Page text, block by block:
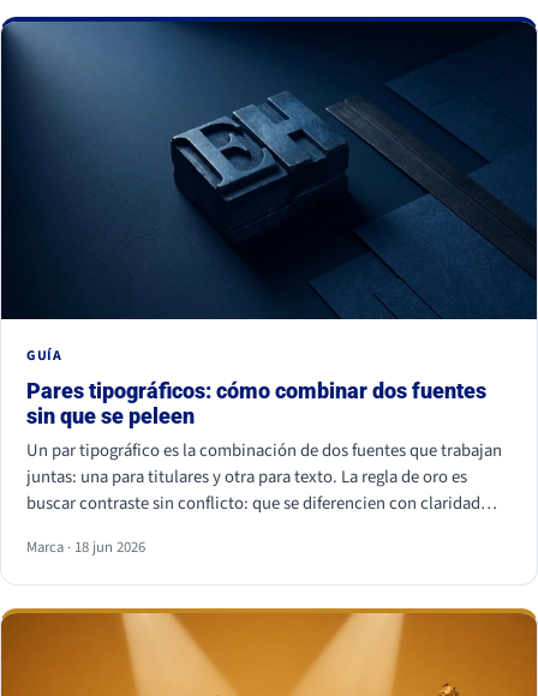
La buena noticia: todos se corrigen con criterio, no con
presupuesto.
GUÍA
Pares tipográficos: cómo combinar dos fuentes
sin que se peleen
Un par tipográfico es la combinación de dos fuentes que trabajan
juntas: una para titulares y otra para texto. La regla de oro es
buscar contraste sin conflicto: que se diferencien con claridad
combinación más segura es serif para titular y sans serif para
texto, o al revés. Lo que nunca funciona es juntar dos fuentes
parecidas pero no iguales: el ojo nota el choque aunque no sepa
Marca · 18 jun 2026